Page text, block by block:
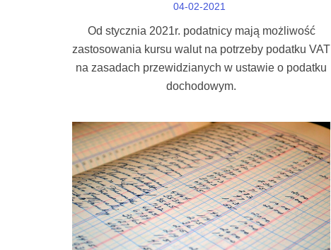
04-02-2021
Od stycznia 2021r. podatnicy mają możliwość
zastosowania kursu walut na potrzeby podatku VAT
na zasadach przewidzianych w ustawie o podatku
dochodowym.